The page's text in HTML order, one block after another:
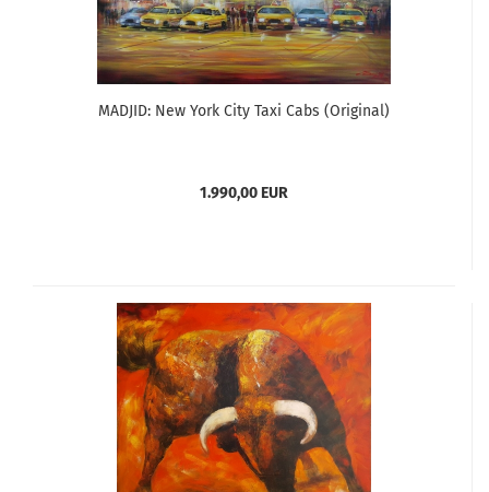
MADJID: New York City Taxi Cabs (Original)
1.990,00 EUR